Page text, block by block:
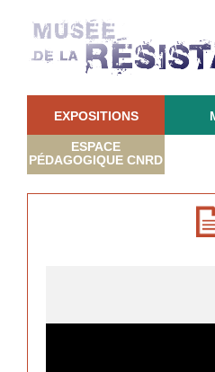
EXPOSITIONS
ESPACE
PÉDAGOGIQUE CNRD